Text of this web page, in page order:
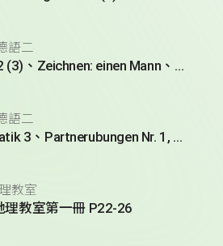
語二
Dialog 2 (3)、Zeichnen: einen Mann、Lesetext 1(1)
語二
Grammatik 3、Partnerubungen Nr. 1, 3、Dialog 2(1)
教室
理教室第一冊 P22-26